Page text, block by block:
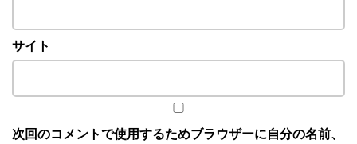
サイト
次回のコメントで使用するためブラウザーに自分の名前、